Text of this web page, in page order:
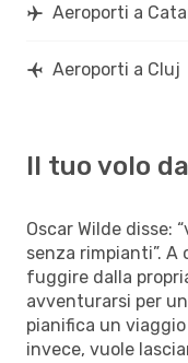
Aeroporti a
Aeroporti a Cluj
Il tuo volo
Oscar Wilde disse:
senza rimpianti”.
fuggire dalla
avventurarsi per
pianifica un
invece, vuole